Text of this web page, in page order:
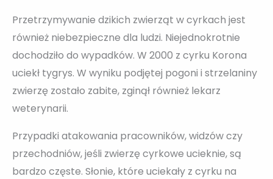
Przetrzymywanie dzikich zwierząt w cyrkach jest
również niebezpieczne dla ludzi. Niejednokrotnie
dochodziło do wypadków. W 2000 z cyrku Korona
uciekł tygrys. W wyniku podjętej pogoni i strzelaniny
zwierzę zostało zabite, zginął również lekarz
weterynarii.
Przypadki atakowania pracowników, widzów czy
przechodniów, jeśli zwierzę cyrkowe ucieknie, są
bardzo częste. Słonie, które uciekały z cyrku na